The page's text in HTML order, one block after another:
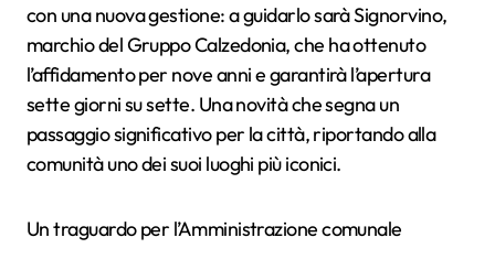
con una nuova gestione: a guidarlo sarà Signorvino,
marchio del Gruppo Calzedonia, che ha ottenuto
l’affidamento per nove anni e garantirà l’apertura
sette giorni su sette. Una novità che segna un
passaggio significativo per la città, riportando alla
comunità uno dei suoi luoghi più iconici.
Un traguardo per l’Amministrazione comunale